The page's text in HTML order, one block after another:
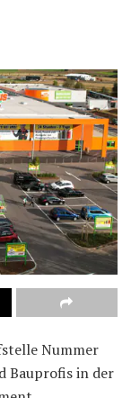
Nummer
Bauprofis in der